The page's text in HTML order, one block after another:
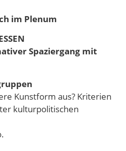
im Plenum
Spaziergang mit
Kunstform aus? Kriterien
kulturpolitischen